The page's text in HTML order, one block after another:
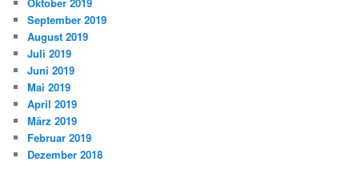
September 2019
August 2019
Juli 2019
Juni 2019
Mai 2019
April 2019
März 2019
Februar 2019
Dezember 2018